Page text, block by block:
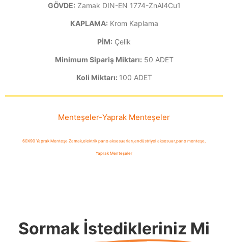
GÖVDE: Zamak DIN-EN 1774-ZnAl4Cu1
KAPLAMA: Krom Kaplama
PİM: Çelik
Minimum Sipariş Miktarı: 50 ADET
Koli Miktarı: 100 ADET
Menteşeler-Yaprak Menteşeler
60X90 Yaprak Menteşe Zamak elektrik pano aksesuarları endüstriyel aksesuar pano menteşe
Yaprak Menteşeler
Sormak İstedikleriniz Mi